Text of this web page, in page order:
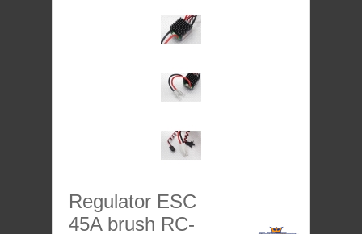
Regulator ESC
45A brush RC-